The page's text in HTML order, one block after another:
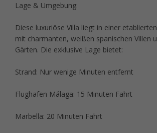
Lage & Umgebung:
Diese luxuriöse Villa liegt in einer
mit charmanten, weißen spanischen Villen
Gärten. Die exklusive Lage bietet:
Strand: Nur wenige Minuten entfernt
Flughafen Málaga: 15 Minuten Fahrt
Marbella: 20 Minuten Fahrt